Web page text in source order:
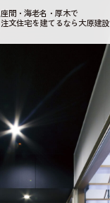
座間・海老名・厚木で
注文住宅を建てるなら大原建設